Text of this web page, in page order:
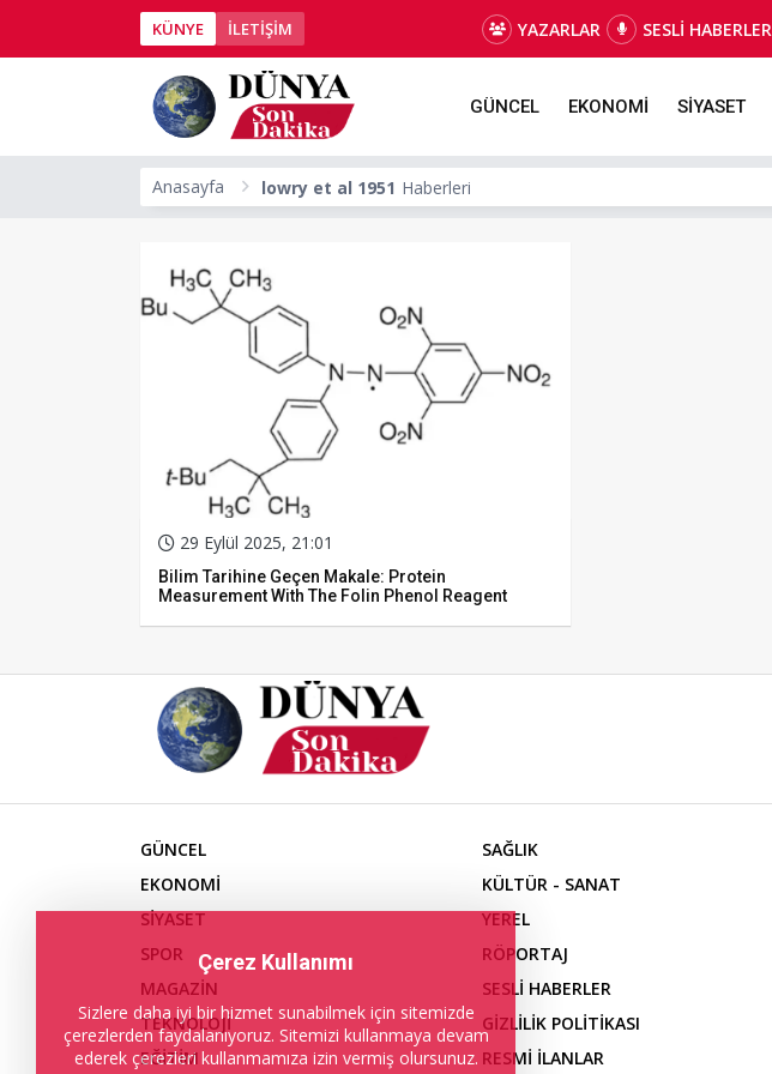
KÜNYE İLETİŞİM YAZARLAR SESLİ HABERLER
GÜNCEL EKONOMİ SİYASET
Anasayfa lowry et al 1951 Haberleri
29 Eylül 2025, 21:01
Bilim Tarihine Geçen Makale: Protein
Measurement With The Folin Phenol Reagent
GÜNCEL
EKONOMİ
SİYASET
SPOR
MAGAZİN
TEKNOLOJİ
EĞİTİM
SAĞLIK
KÜLTÜR - SANAT
YEREL
RÖPORTAJ
SESLİ HABERLER
GİZLİLİK POLİTİKASI
RESMİ İLANLAR
Çerez Kullanımı
Sizlere daha iyi bir hizmet sunabilmek için sitemizde
çerezlerden faydalanıyoruz. Sitemizi kullanmaya devam
ederek çerezleri kullanmamıza izin vermiş olursunuz.